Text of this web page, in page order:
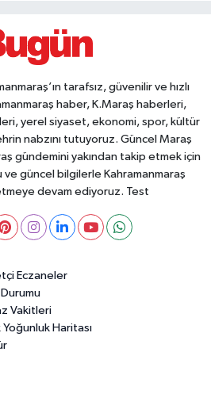
tarafsız, güvenilir ve hızlı
haber, K.Maraş haberleri,
yerel siyaset, ekonomi, spor, kültür
nabzını tutuyoruz. Güncel Maraş
gündemini yakından takip etmek için
güncel bilgilerle Kahramanmaraş
devam ediyoruz. Test
Eczaneler
Vakitleri
Haritası